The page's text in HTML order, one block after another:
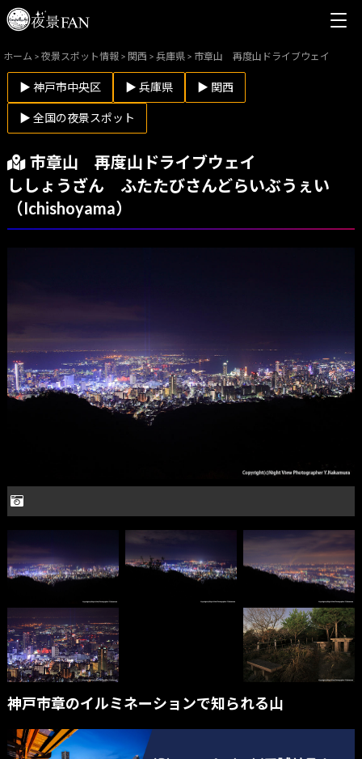
ホーム >夜景スポット情報 > 関西 >兵庫県 > 市章山 再度山ドライブウェイ
▶ 神戸市中央区 ▶ 兵庫県 ▶ 関西
▶ 全国の夜景スポット
市章山 再度山ドライブウェイ
ししょうざん ふたたびさんどらいぶうぇい
（Ichishoyama）
神戸市章のイルミネーションで知られる山